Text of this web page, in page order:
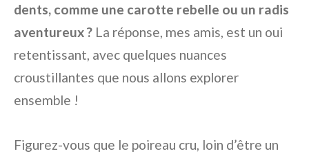
dents, comme une carotte rebelle ou un radis
aventureux ? La réponse, mes amis, est un oui
retentissant, avec quelques nuances
croustillantes que nous allons explorer
ensemble !
Figurez-vous que le poireau cru, loin d’être un